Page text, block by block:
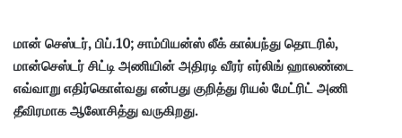
d
a
n
e
மான் செஸ்டர், பிப்.10; சாம்பியன்ஸ் லீக் கால்பந்து தொடரில்,
மான்செஸ்டர் சிட்டி அணியின் அதிரடி வீரர் எர்லிங் ஹாலண்டை
எவ்வாறு எதிர்கொள்வது என்பது குறித்து ரியல் மேட்ரிட் அணி
தீவிரமாக ஆலோசித்து வருகிறது.